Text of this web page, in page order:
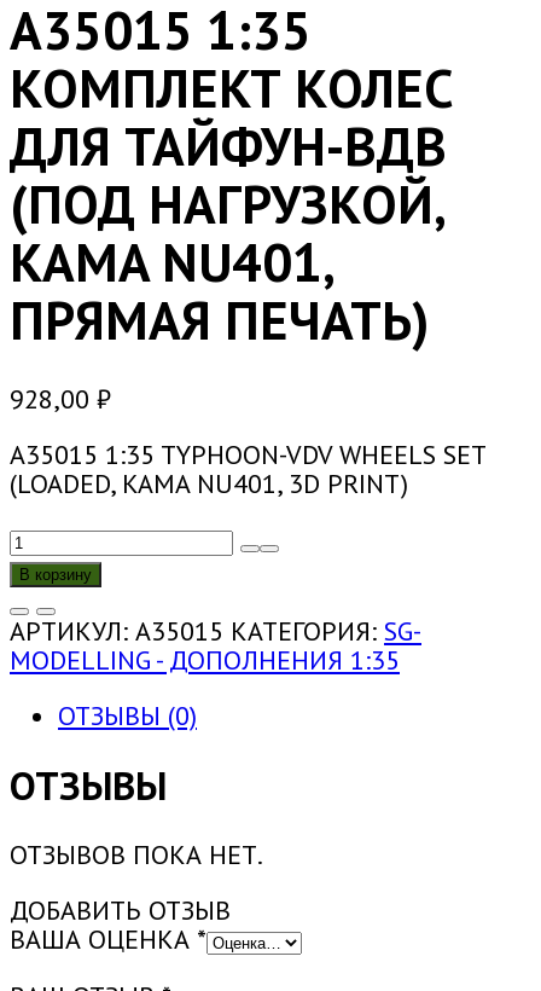
A35015 1:35
КОМПЛЕКТ КОЛЕС
ДЛЯ ТАЙФУН-ВДВ
(ПОД НАГРУЗКОЙ,
KAMA NU401,
ПРЯМАЯ ПЕЧАТЬ)
928,00 ₽
A35015 1:35 TYPHOON-VDV WHEELS SET
(LOADED, KAMA NU401, 3D PRINT)
КОЛИЧЕСТВО
ТОВАРА
A35015
1:35
КОМПЛЕКТ
КОЛЕС
ДЛЯ
ТАЙФУН-
ВДВ
(ПОД
KAMA
ПРЯМАЯ
ПЕЧАТЬ)
В корзину
АРТИКУЛ: A35015 КАТЕГОРИЯ: SG-
MODELLING - ДОПОЛНЕНИЯ 1:35
ОТЗЫВЫ (0)
ОТЗЫВЫ
ОТЗЫВОВ ПОКА НЕТ.
ДОБАВИТЬ ОТЗЫВ
ВАША ОЦЕНКА *